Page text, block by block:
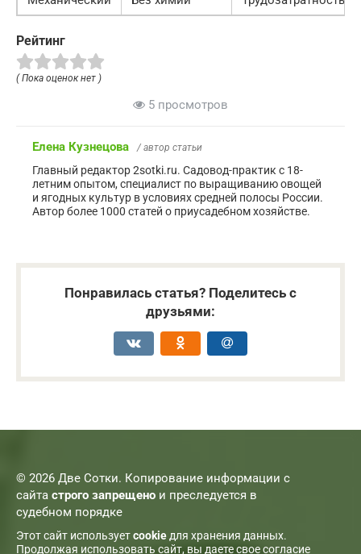
Рейтинг
( Пока оценок нет )
5 просмотров
Елена Кузнецова / автор статьи
Главный редактор 2sotki.ru. Садовод-практик с 18-
летним опытом, специалист по выращиванию овощей
и ягодных культур в условиях средней полосы России.
Автор более 1000 статей о приусадебном хозяйстве.
Понравилась статья? Поделитесь с
друзьями:
© 2026 Две Сотки. Копирование информации с
сайта строго запрещено и преследуется в
судебном порядке
Этот сайт используетcookieдля хранения данных.
Продолжая использовать сайт, вы даете свое согласие